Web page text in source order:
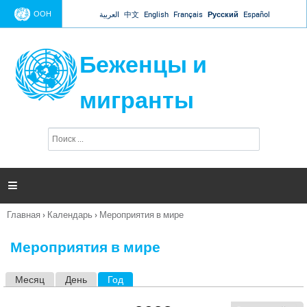
Jump to navigation
ООН العربية 中文 English Français Русский Español
Беженцы и
мигранты
п
и

Вы
Главная › Календарь › Мероприятия в мире
Мероприятия в мире
Месяц День Год